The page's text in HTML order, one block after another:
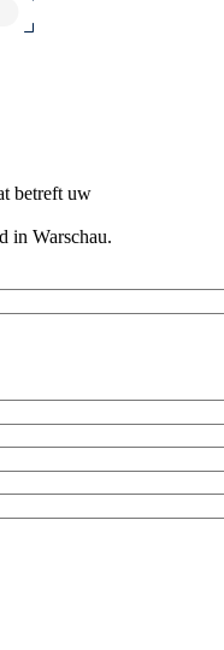
betreft uw
in Warschau.